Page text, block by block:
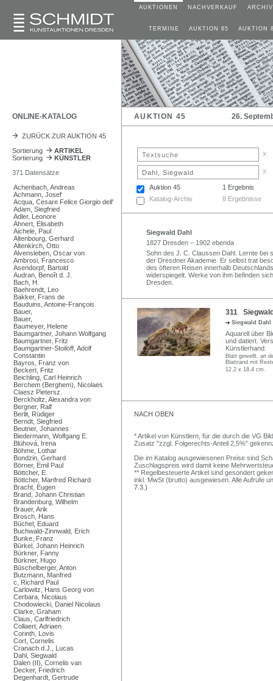
AUKTIONEN NACHVERKAUF ARCHIV
TERMINE AUKTION 85 AUKTION
ONLINE-KATALOG AUKTION 45 26.
ZURÜCK ZUR AUKTION 45
Sortierung
ARTIKEL
Sortierung
KÜNSTLER
371 Datensätze
Achenbach, Andreas
Achmann, Josef
Acqua, Cesare Felice Giorgio dell'
Adam, Siegfried
Adler, Leonore
Ahnert, Elisabeth
Aichele, Paul
Altenbourg, Gerhard
Altenkirch, Otto
Alvensleben, Oscar von
Ambrosi, Francesco
Asendorpf, Bartold
Audran, Benoît d. J.
Bach, H.
Baehrendt, Leo
Bakker, Frans de
Bauduins, Antoine-François
Bauer,
Bauer,
Baumeyer, Helene
Baumgartner, Johann Wolfgang
Baumgartner, Fritz
Baumgartner-Stoiloff, Adolf
Constantin
Bayros, Franz von
Beckert, Fritz
Beichling, Carl Heinrich
Berchem (Berghem), Nicolaes
Claesz Pietersz.
Berckholtz, Alexandra von
Bergner, Ralf
Berlit, Rüdiger
Berndt, Siegfried
Beutner, Johannes
Biedermann, Wolfgang E.
Blühová, Irena
Böhme, Lothar
Bondzin, Gerhard
Börner, Emil Paul
Böttcher, E.
Böttcher, Manfred Richard
Bracht, Eugen
Brand, Johann Christian
Brandenburg, Wilhelm
Brauer, Arik
Brosch, Hans
Büchel, Eduard
Buchwald-Zinnwald, Erich
Bunke, Franz
Bürkel, Johann Heinrich
Bürkner, Fanny
Bürkner, Hugo
Büschelberger, Anton
Butzmann, Manfred
c, Richard Paul
Carlowitz, Hans Georg von
Cerbara, Nicolaus
Chodowiecki, Daniel Nicolaus
Clarke, Graham
Claus, Carlfriedrich
Collaert, Adriaen
Corinth, Lovis
Cort, Cornelis
Cranach d.J., Lucas
Dahl, Siegwald
Dalen (II), Cornelis van
Decker, Friedrich
Degenhardt, Gertrude
x
x
Auktion 45
1 Ergebnis
Katalog-Archiv
8 Ergebnisse
Siegwald Dahl
1827 Dresden – 1902 ebenda
Sohn des J. C. Claussen Dahl. Lernte bei
der Dresdner Akademie. Er selbst trat
des öfteren Reisen innerhalb
widerspiegelt. Werke von ihm befinden
Dresden.
311
Siegwald Dahl
Aquarell über
und datiert.
Künstlerhand.
Blatt gewellt, an
Blattrand mit
12,2 x 18,4 cm.
NACH OBEN
* Artikel von Künstlern, für die durch die VG
Zusatz "zzgl. Folgerechts-Anteil 2,5%"
Die im Katalog ausgewiesenen Preise sind
Zuschlagspreis wird damit keine
** Regelbesteuerte Artikel sind gesondert
inkl. MwSt (brutto) ausgewiesen. Alle Aufrufe
7.3.)